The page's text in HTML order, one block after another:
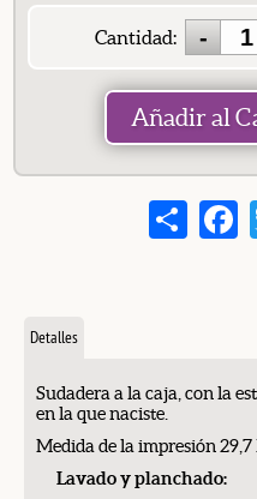
Cantidad:
Añadir al
Share
Detalles
Sudadera a la caja, con la
en la que naciste.
Medida de la impresión 29,7
Lavado y planchado: